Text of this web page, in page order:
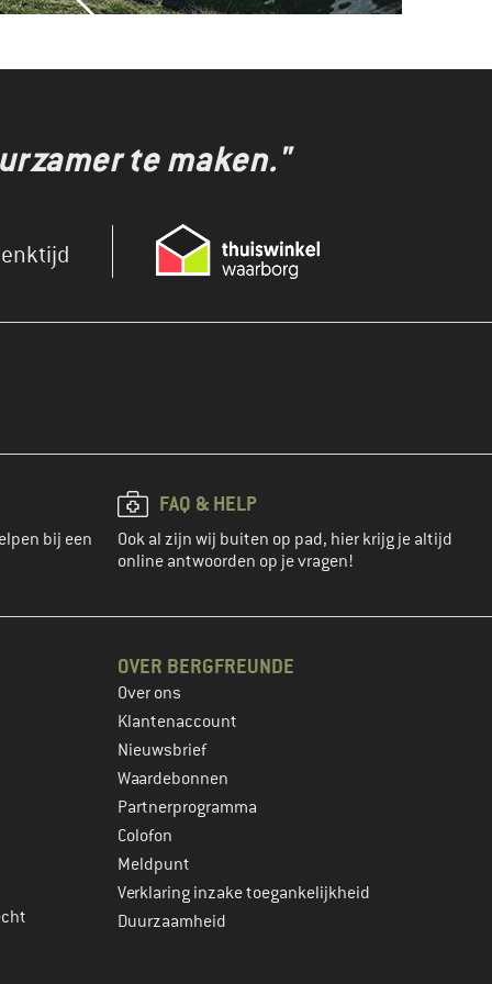
te maken."
bij een
FAQ & HELP
Ook al zijn wij buiten op pad, hier krijg je altijd
online antwoorden op je vragen!
OVER BERGFREUNDE
Over ons
Klantenaccount
Nieuwsbrief
Waardebonnen
Partnerprogramma
Colofon
Meldpunt
Verklaring inzake toegankelijkheid
Duurzaamheid